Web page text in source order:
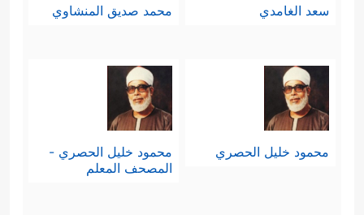
سعد الغامدي محمد صديق المنشاوي
محمود خليل الحصري
محمود خليل الحصري -
المصحف المعلم